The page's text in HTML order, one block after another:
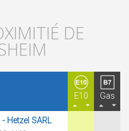
DE
E10 Gas
Hetzel SARL